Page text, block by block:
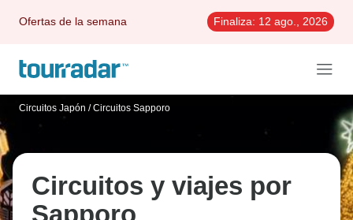
Ofertas de la semana Finaliza: 12 ago., 2026
Circuitos Japón / Circuitos Sapporo
Circuitos y viajes por
Sapporo